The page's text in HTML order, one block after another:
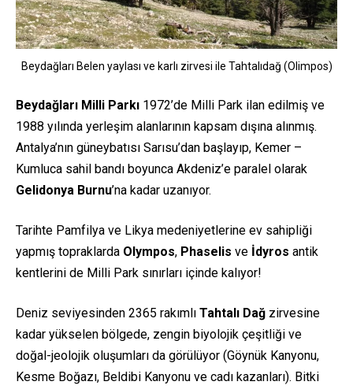
Beydağları Belen yaylası ve karlı zirvesi ile Tahtalıdağ (Olimpos)
Beydağları Milli Parkı 1972’de Milli Park ilan edilmiş ve
1988 yılında yerleşim alanlarının kapsam dışına alınmış.
Antalya’nın güneybatısı Sarısu’dan başlayıp, Kemer –
Kumluca sahil bandı boyunca Akdeniz’e paralel olarak
Gelidonya Burnu’na kadar uzanıyor.
Tarihte Pamfilya ve Likya medeniyetlerine ev sahipliği
yapmış topraklarda Olympos, Phaselis ve İdyros antik
kentlerini de Milli Park sınırları içinde kalıyor!
Deniz seviyesinden 2365 rakımlı Tahtalı Dağ zirvesine
kadar yükselen bölgede, zengin biyolojik çeşitliği ve
doğal-jeolojik oluşumları da görülüyor (Göynük Kanyonu,
Kesme Boğazı, Beldibi Kanyonu ve cadı kazanları). Bitki